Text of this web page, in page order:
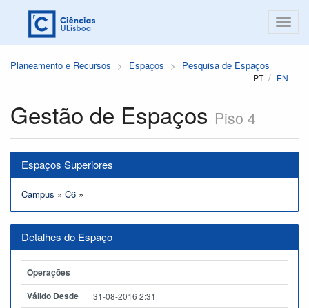
Planeamento e Recursos Espaços Pesquisa de Espaços
PT EN
Gestão de Espaços Piso 4
Espaços Superiores
Campus » C6 »
Detalhes do Espaço
Operações
Válido Desde
31-08-2016 2:31